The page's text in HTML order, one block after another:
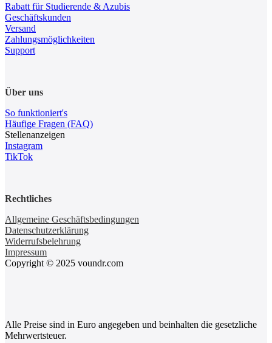
Rabatt für Studierende & Azubis
Geschäftskunden
Versand
Zahlungsmöglichkeiten
Support
Über uns
So funktioniert's
Häufige Fragen (FAQ)
Stellenanzeigen
Instagram
TikTok
Rechtliches
Allgemeine Geschäftsbedingungen
Datenschutzerklärung
Widerrufsbelehrung
Impressum
Copyright © 2025 voundr.com
Alle Preise sind in Euro angegeben und beinhalten die gesetzliche
Mehrwertsteuer.